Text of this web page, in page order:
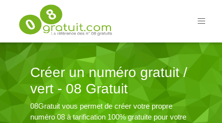
Créer un numéro gratuit /
vert - 08 Gratuit
08Gratuit vous permet de créer votre propre
numéro 08 à tarification 100% gratuite pour votre